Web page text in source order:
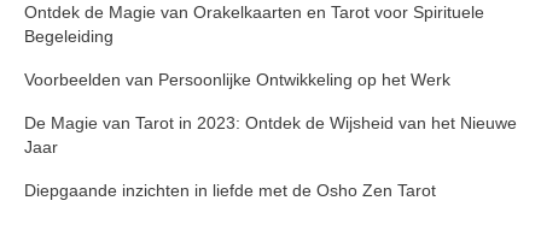
Ontdek de Magie van Orakelkaarten en Tarot voor Spirituele
Begeleiding
Voorbeelden van Persoonlijke Ontwikkeling op het Werk
De Magie van Tarot in 2023: Ontdek de Wijsheid van het Nieuwe
Jaar
Diepgaande inzichten in liefde met de Osho Zen Tarot